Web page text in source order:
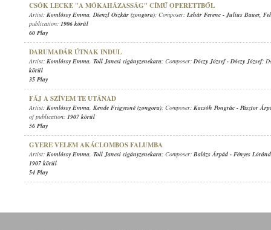
CSÓK LECKE "A MÓKAHÁZASSÁG" CÍMŰ OPERETTBŐL
Artist: Komlóssy Emma,Dienzl Oszkár (zongora); Composer: Lehár Ferenc -Julius Bauer,
publication: 1906 körül
60 Play
DARUMADÁR ÚTNAK INDUL
Artist: Komlóssy Emma, Toll Jancsi cigányzenekara; Composer:Dóczy József-Dóczy József;
körül
35 Play
FÁJ A SZÍVEM TE UTÁNAD
Artist: Komlóssy Emma, Kende Frigyesné (zongora); Composer: Kacsóh Pongrác - Pásztor
of publication: 1907 körül
56 Play
GYERE VELEM AKÁCLOMBOS FALUMBA
Artist: Komlóssy Emma, Toll Jancsi cigányzenekara; Composer: Balázs Árpád - Fényes Lóránd
1907 körül
54 Play